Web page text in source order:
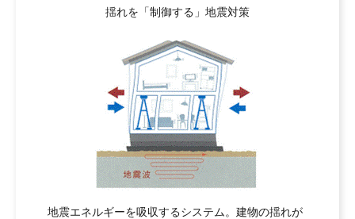
揺れを「制御する」地震対策
地震エネルギーを吸収するシステム。建物の揺れが